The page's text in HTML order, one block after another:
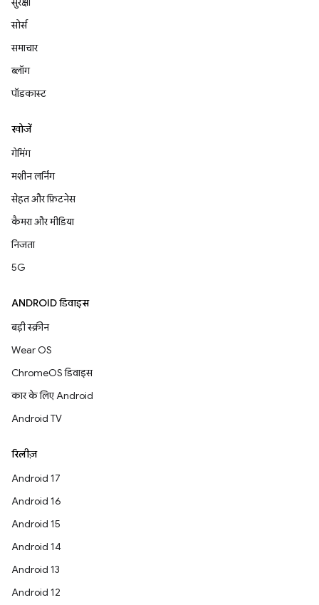
सोर्स
समाचार
ब्लॉग
पॉडकास्ट
खोजें
गेमिंग
मशीन लर्निंग
सेहत और फ़िटनेस
कैमरा और मीडिया
निजता
5G
ANDROID डिवाइस
बड़ी स्क्रीन
Wear OS
ChromeOS डिवाइस
कार के लिए Android
Android TV
रिलीज़
Android 17
Android 16
Android 15
Android 14
Android 13
Android 12